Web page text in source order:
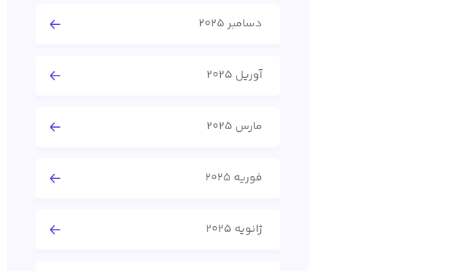
دسامبر 2025
آوریل 2025
مارس 2025
فوریه 2025
ژانویه 2025